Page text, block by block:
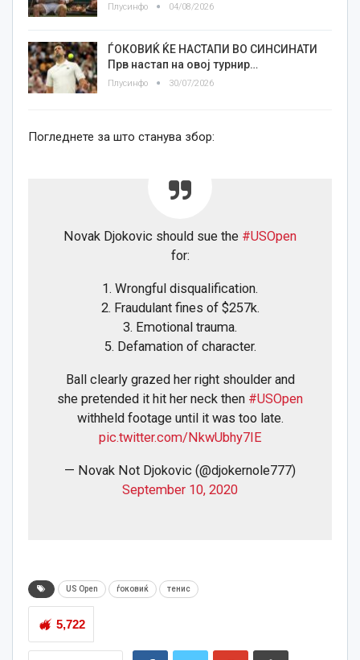
Плусинфо 04/08/2026
ЃОКОВИЌ ЌЕ НАСТАПИ ВО СИНСИНАТИ
Прв настап на овој турнир…
Плусинфо 30/07/2026
Погледнете за што станува збор:
Novak Djokovic should sue the #USOpen
for:
1. Wrongful disqualification.
2. Fraudulant fines of $257k.
3. Emotional trauma.
5. Defamation of character.
Ball clearly grazed her right shoulder and
she pretended it hit her neck then #USOpen
withheld footage until it was too late.
pic.twitter.com/NkwUbhy7IE
— Novak Not Djokovic (@djokernole777)
September 10, 2020
US Open ѓоковиќ тенис
5,722